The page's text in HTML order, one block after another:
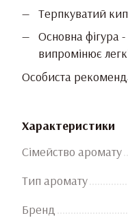
Терпкуватий
Основна фігура
випромінює
Особиста
Характеристики
Сімейство аромату
Тип аромату
Бренд